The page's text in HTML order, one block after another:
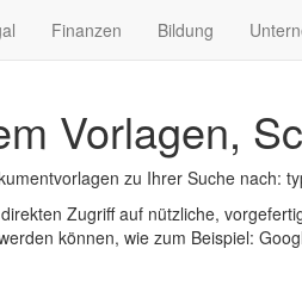
Finanzen Bildung
Vorlagen,
zu Ihrer Suche nach:
Zugriff auf nützliche,
können, wie zum Beispiel: